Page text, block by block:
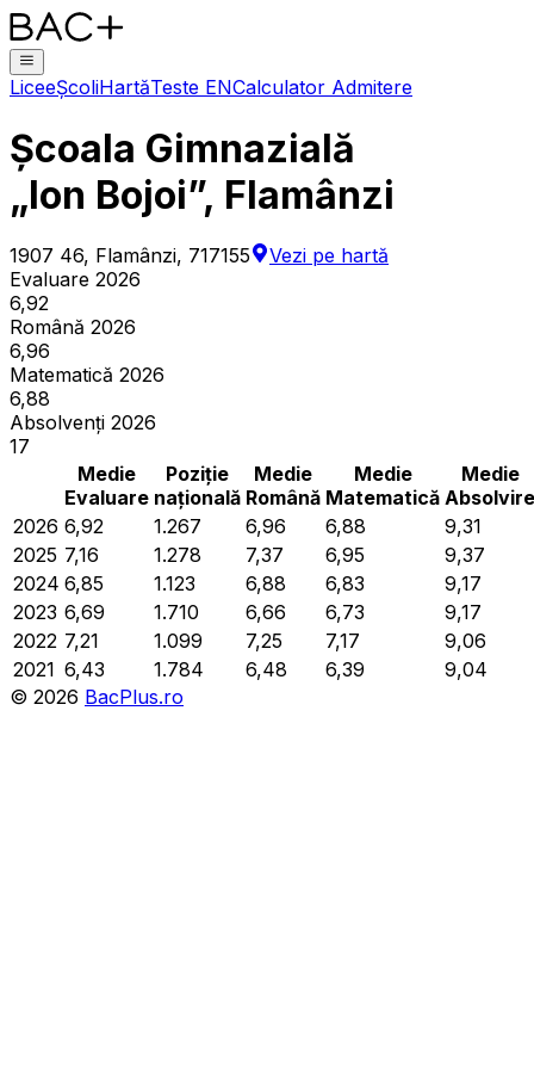
LiceeȘcoliHartăTeste ENCalculator Admitere
Școala Gimnazială
„Ion Bojoi”, Flamânzi
1907 46, Flamânzi, 717155
Vezi pe hartă
Evaluare 2026
6,92
Română 2026
6,96
Matematică 2026
6,88
Absolvenți 2026
17
Medie
Evaluare
Poziție
națională
Medie
Română
Medie
Matematică
Medie
Absolvire
2026 6,92 1.267 6,96 6,88
9,31
2025 7,16 1.278 7,37 6,95
9,37
2024 6,85 1.123 6,88 6,83
9,17
2023 6,69 1.710 6,66 6,73
9,17
2022 7,21 1.099 7,25 7,17
9,06
2021 6,43 1.784 6,48 6,39
9,04
© 2026 BacPlus.ro